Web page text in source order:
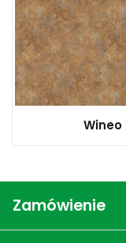
Wineo
Zamówienie